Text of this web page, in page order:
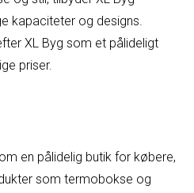
kapaciteter og designs.
XL Byg som et pålideligt
priser.
en pålidelig butik for købere,
som termobokse og